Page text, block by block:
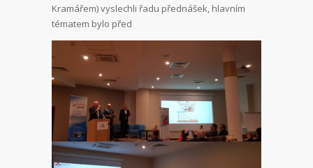
Kramářem) vyslechli řadu přednášek, hlavním
tématem bylo před